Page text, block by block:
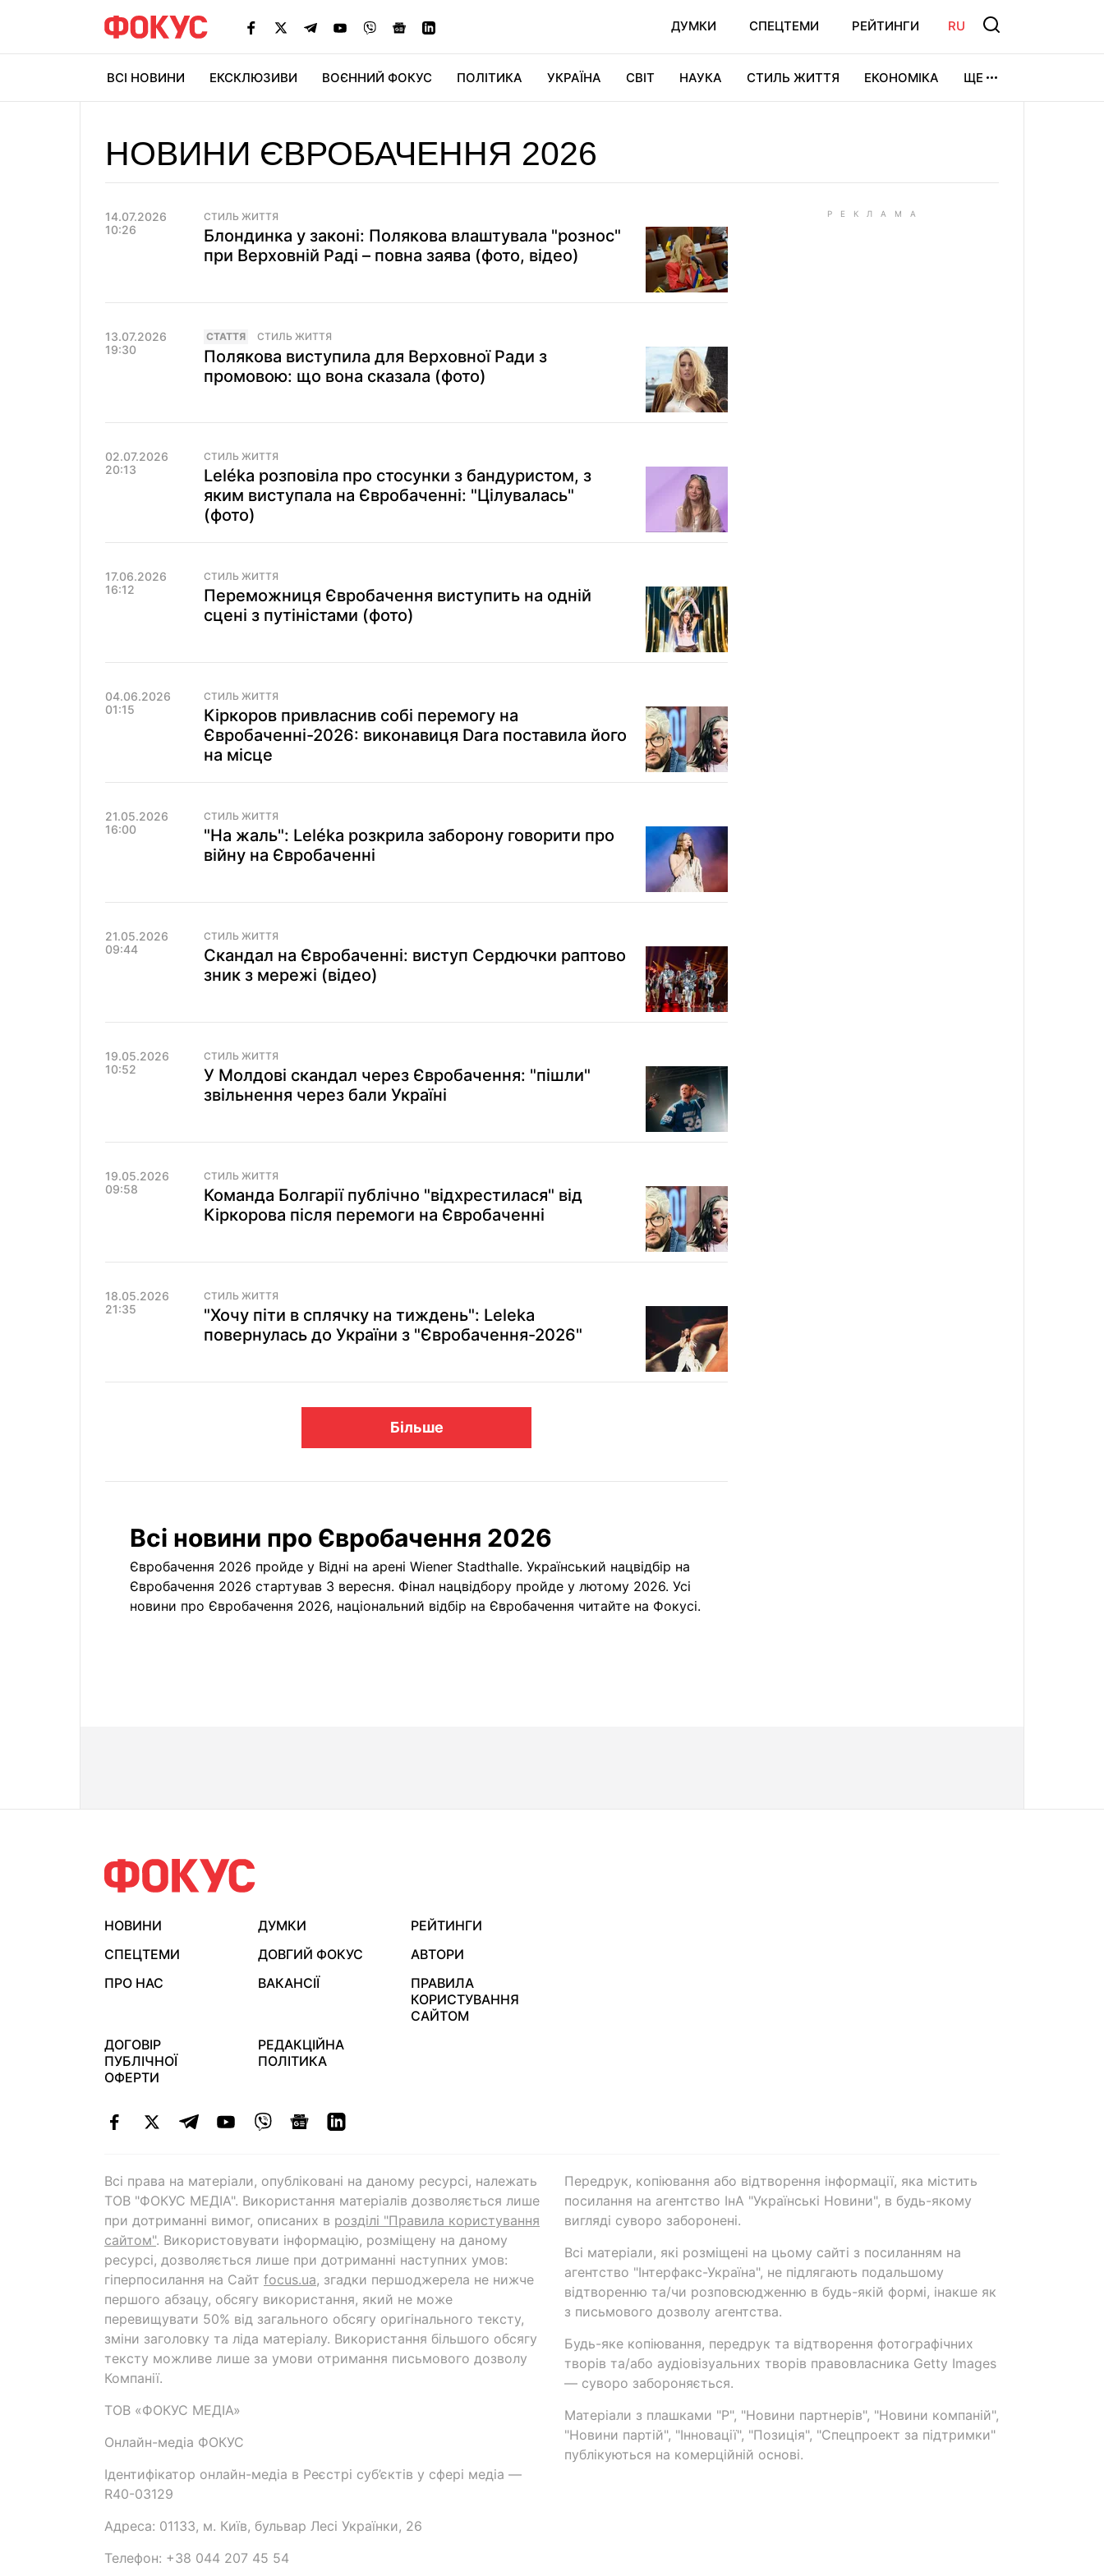
ДУМКИ СПЕЦТЕМИ РЕЙТИНГИ RU
ВСІ НОВИНИ ЕКСКЛЮЗИВИ ВОЄННИЙ ФОКУС ПОЛІТИКА УКРАЇНА СВІТ НАУКА СТИЛЬ ЖИТТЯ ЕКОНОМІКА ЩЕ
НОВИНИ ЄВРОБАЧЕННЯ 2026
14.07.2026
10:26
СТИЛЬ ЖИТТЯ
Блондинка у законі: Полякова влаштувала "рознос"
при Верховній Раді – повна заява (фото, відео)
13.07.2026
19:30
СТАТТЯ СТИЛЬ ЖИТТЯ
Полякова виступила для Верховної Ради з
промовою: що вона сказала (фото)
02.07.2026
20:13
СТИЛЬ ЖИТТЯ
Leléka розповіла про стосунки з бандуристом, з
яким виступала на Євробаченні: "Цілувалась"
(фото)
17.06.2026
16:12
СТИЛЬ ЖИТТЯ
Переможниця Євробачення виступить на одній
сцені з путіністами (фото)
04.06.2026
01:15
СТИЛЬ ЖИТТЯ
Кіркоров привласнив собі перемогу на
Євробаченні-2026: виконавиця Dara поставила його
на місце
21.05.2026
16:00
СТИЛЬ ЖИТТЯ
"На жаль": Leléka розкрила заборону говорити про
війну на Євробаченні
21.05.2026
09:44
СТИЛЬ ЖИТТЯ
Скандал на Євробаченні: виступ Сердючки раптово
зник з мережі (відео)
19.05.2026
10:52
СТИЛЬ ЖИТТЯ
У Молдові скандал через Євробачення: "пішли"
звільнення через бали Україні
19.05.2026
09:58
СТИЛЬ ЖИТТЯ
Команда Болгарії публічно "відхрестилася" від
Кіркорова після перемоги на Євробаченні
18.05.2026
21:35
СТИЛЬ ЖИТТЯ
"Хочу піти в сплячку на тиждень": Leleka
повернулась до України з "Євробачення-2026"
Більше
Всі новини про Євробачення 2026
Євробачення 2026 пройде у Відні на арені Wiener Stadthalle. Український нацвідбір на
Євробачення 2026 стартував 3 вересня. Фінал нацвідбору пройде у лютому 2026. Усі
новини про Євробачення 2026, національний відбір на Євробачення читайте на Фокусі.
НОВИНИ ДУМКИ
РЕЙТИНГИ
СПЕЦТЕМИ
ДОВГИЙ ФОКУС
АВТОРИ
ПРО НАС
ВАКАНСІЇ
ПРАВИЛА
КОРИСТУВАННЯ
САЙТОМ
ДОГОВІР
ПУБЛІЧНОЇ
ОФЕРТИ
РЕДАКЦІЙНА
ПОЛІТИКА
Всі права на матеріали, опубліковані на даному ресурсі, належать
ТОВ "ФОКУС МЕДІА". Використання матеріалів дозволяється лише
при дотриманні вимог, описаних в розділі "Правила користування
сайтом". Використовувати інформацію, розміщену на даному
ресурсі, дозволяється лише при дотриманні наступних умов:
гіперпосилання на Cайт focus.ua, згадки першоджерела не нижче
першого абзацу, обсягу використання, який не може
перевищувати 50% від загального обсягу оригінального тексту,
зміни заголовку та ліда матеріалу. Використання більшого обсягу
тексту можливе лише за умови отримання письмового дозволу
Компанії.
ТОВ «ФОКУС МЕДІА»
Онлайн-медіа ФОКУС
Ідентифікатор онлайн-медіа в Реєстрі суб’єктів у сфері медіа —
R40-03129
Адреса: 01133, м. Київ, бульвар Лесі Українки, 26
Телефон: +38 044 207 45 54
Передрук, копіювання або відтворення інформації, яка містить
посилання на агентство ІнА "Українські Новини", в будь-якому
вигляді суворо заборонені.
Всі матеріали, які розміщені на цьому сайті з посиланням на
агентство "Інтерфакс-Україна", не підлягають подальшому
відтворенню та/чи розповсюдженню в будь-якій формі, інакше як
з письмового дозволу агентства.
Будь-яке копіювання, передрук та відтворення фотографічних
творів та/або аудіовізуальних творів правовласника Getty Images
— суворо забороняється.
Матеріали з плашками "Р", "Новини партнерів", "Новини компаній",
"Новини партій", "Інновації", "Позиція", "Спецпроект за підтримки"
публікуються на комерційній основі.